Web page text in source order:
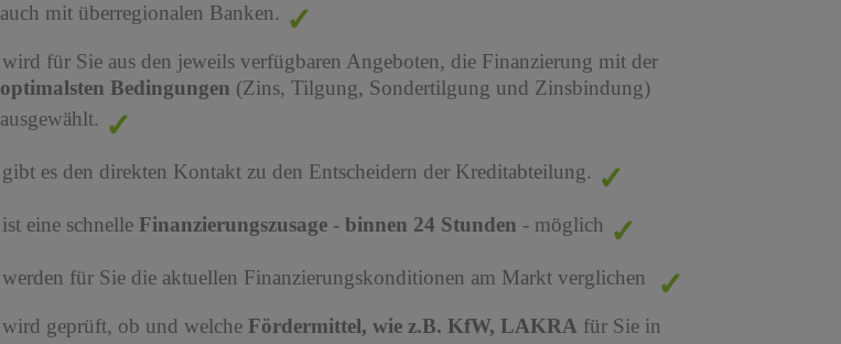
auch mit überregionalen Banken.
wird für Sie aus den jeweils verfügbaren Angeboten, die Finanzierung mit der
optimalsten Bedingungen (Zins, Tilgung, Sondertilgung und Zinsbindung)
ausgewählt.
gibt es den direkten Kontakt zu den Entscheidern der Kreditabteilung.
ist eine schnelle Finanzierungszusage- binnen 24 Stunden - möglich
werden für Sie die aktuellen Finanzierungskonditionen am Markt verglichen
wird geprüft, ob und welche Fördermittel, wie z.B. KfW, LAKRA für Sie in